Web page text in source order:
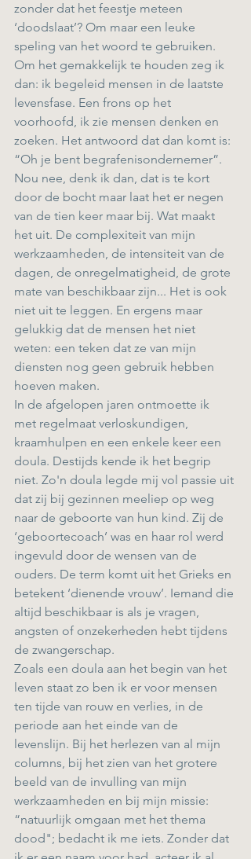
zonder dat het feestje meteen
‘doodslaat’? Om maar een leuke
speling van het woord te gebruiken.
Om het gemakkelijk te houden zeg ik
dan: ik begeleid mensen in de laatste
levensfase. Een frons op het
voorhoofd, ik zie mensen denken en
zoeken. Het antwoord dat dan komt is:
“Oh je bent begrafenisondernemer”.
Nou nee, denk ik dan, dat is te kort
door de bocht maar laat het er negen
van de tien keer maar bij. Wat maakt
het uit. De complexiteit van mijn
werkzaamheden, de intensiteit van de
dagen, de onregelmatigheid, de grote
mate van beschikbaar zijn... Het is ook
niet uit te leggen. En ergens maar
gelukkig dat de mensen het niet
weten: een teken dat ze van mijn
diensten nog geen gebruik hebben
hoeven maken.
In de afgelopen jaren ontmoette ik
met regelmaat verloskundigen,
kraamhulpen en een enkele keer een
doula. Destijds kende ik het begrip
niet. Zo'n doula legde mij vol passie uit
dat zij bij gezinnen meeliep op weg
naar de geboorte van hun kind. Zij de
‘geboortecoach’ was en haar rol werd
ingevuld door de wensen van de
ouders. De term komt uit het Grieks en
betekent ‘dienende vrouw’. Iemand die
altijd beschikbaar is als je vragen,
angsten of onzekerheden hebt tijdens
de zwangerschap.
Zoals een doula aan het begin van het
leven staat zo ben ik er voor mensen
ten tijde van rouw en verlies, in de
periode aan het einde van de
levenslijn. Bij het herlezen van al mijn
columns, bij het zien van het grotere
beeld van de invulling van mijn
werkzaamheden en bij mijn missie:
“natuurlijk omgaan met het thema
dood"; bedacht ik me iets. Zonder dat